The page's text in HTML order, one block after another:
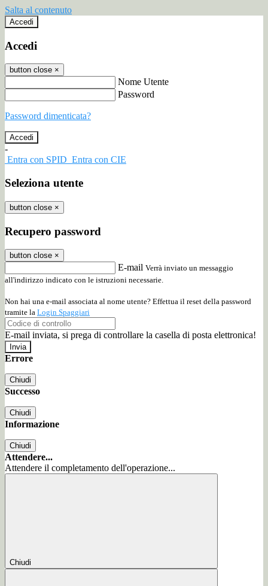
Salta al contenuto
Accedi
Accedi
button close ×
Nome Utente
Password
Password dimenticata?
-
Entra con SPID Entra con CIE
Seleziona utente
button close ×
Recupero password
button close ×
E-mail Verrà inviato un messaggio
all'indirizzo indicato con le istruzioni necessarie.
Non hai una e-mail associata al nome utente? Effettua il reset della password
tramite la Login Spaggiari
E-mail inviata, si prega di controllare la casella di posta elettronica!
Errore
Chiudi
Successo
Chiudi
Informazione
Chiudi
Attendere...
Attendere il completamento dell'operazione...
Chiudi